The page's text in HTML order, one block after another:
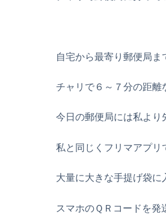
自宅から最寄り郵便局ま
チャリで６～７分の距離
今日の郵便局には私より
私と同じくフリマアプリ
大量に大きな手提げ袋に
スマホのＱＲコードを発